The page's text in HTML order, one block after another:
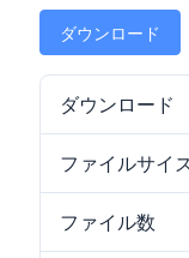
ダウンロード
ダウンロード
ファイルサイ
ファイル数